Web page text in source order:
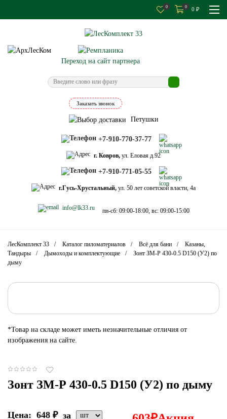
Переход на сайт партнера
Заказать звонок
Петушки
+7-910-770-37-77
г. Ковров, ул. Еловая д.92
+7-910-771-05-55
г.Гусь-Хрустальный, ул. 50 лет советской власти, 4а
info@lk33.ru пн-сб: 09:00-18:00, вс: 09:00-15:00
0 0 0 ₽
ЛесКомплект 33 Каталог пиломатериалов Всё для бани
Казаны,
Тандыры
Дымоходы и комплектующие
Зонт ЗМ-Р 430-0.5 D150 (У2) по
дыму
*Товар на складе может иметь незначительные отличия от
изображения на сайте.
Зонт ЗМ-Р 430-0.5 D150 (У2) по дыму
Цена: 648 ₽ за